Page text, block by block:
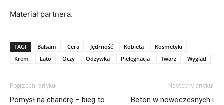
Materiał partnera.
TAGI Balsam Cera Jędrność Kobieta
Kosmetyki
Krem
Lato Oczy Odżywka Pielęgnacja Twarz Wygląd
Poprzedni artykuł
Pomysł na chandrę – bieg to
Następny artykuł
Beton w nowoczesnych i